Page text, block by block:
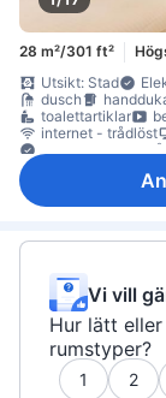
28 m²/301 ft²
Utsikt: Stad
dusch
toalettartiklar
internet - trådlöst
streamingtjänst så
tillgängligt via hiss
Vi vill
Hur lätt
rumstyper?
1 2